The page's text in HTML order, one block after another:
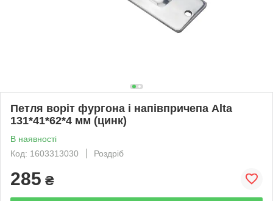
Петля воріт фургона і напівпричепа Alta
131*41*62*4 мм (цинк)
В наявності
Код: 1603313030
Роздріб
285 ₴